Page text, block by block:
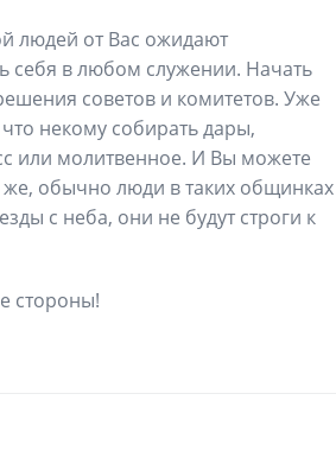
людей от Вас ожидают
себя в любом служении. Начать
советов и комитетов. Уже
некому собирать дары,
или молитвенное. И Вы можете
же, обычно люди в таких общинках
с неба, они не будут строги к
стороны!